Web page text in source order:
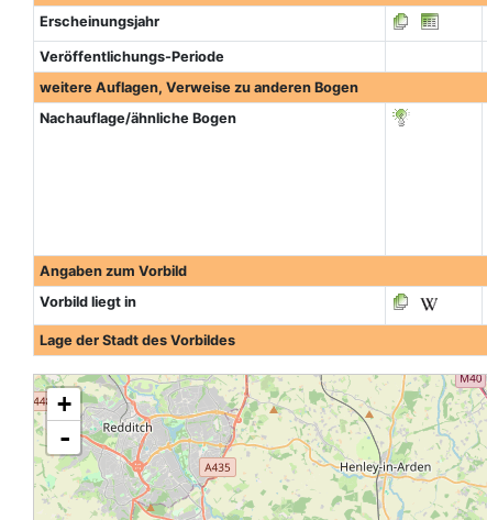
Erscheinungsjahr
Veröffentlichungs-Periode
weitere Auflagen, Verweise zu anderen Bogen
Nachauflage/ähnliche Bogen
Angaben zum Vorbild
Vorbild liegt in
Lage der Stadt des Vorbildes
+
-